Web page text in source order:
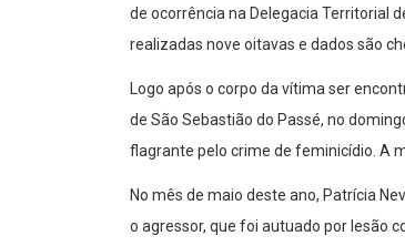
de ocorrência na Delegacia Territorial
realizadas nove oitavas e dados são
Logo após o corpo da vítima ser
de São Sebastião do Passé, no
flagrante pelo crime de feminicídio. A
No mês de maio deste ano, Patrícia
o agressor, que foi autuado por lesão